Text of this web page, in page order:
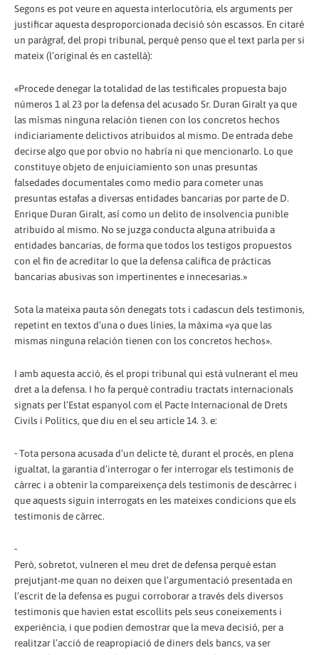
Segons es pot veure en aquesta interlocutòria, els arguments per
justificar aquesta desproporcionada decisió són escassos. En citaré
un paràgraf, del propi tribunal, perquè penso que el text parla per si
mateix (l’original és en castellà):
«Procede denegar la totalidad de las testificales propuesta bajo
números 1 al 23 por la defensa del acusado Sr. Duran Giralt ya que
las mísmas ninguna relación tienen con los concretos hechos
indiciariamente delictivos atribuidos al mismo. De entrada debe
decirse algo que por obvio no habría ni que mencionarlo. Lo que
constituye objeto de enjuiciamiento son unas presuntas
falsedades documentales como medio para cometer unas
presuntas estafas a diversas entidades bancarias por parte de D.
Enrique Duran Giralt, así como un delito de insolvencia punible
atribuido al mismo. No se juzga conducta alguna atribuida a
entidades bancarias, de forma que todos los testigos propuestos
con el fin de acreditar lo que la defensa califica de prácticas
bancarias abusivas son impertinentes e innecesarias.»
Sota la mateixa pauta són denegats tots i cadascun dels testimonis,
repetint en textos d’una o dues línies, la màxima «ya que las
mismas ninguna relación tienen con los concretos hechos».
I amb aquesta acció, és el propi tribunal qui està vulnerant el meu
dret a la defensa. I ho fa perquè contradiu tractats internacionals
signats per l’Estat espanyol com el Pacte Internacional de Drets
Civils i Polítics, que diu en el seu article 14. 3. e:
⁃ Tota persona acusada d’un delicte té, durant el procés, en plena
igualtat, la garantia d’interrogar o fer interrogar els testimonis de
càrrec i a obtenir la compareixença dels testimonis de descàrrec i
que aquests siguin interrogats en les mateixes condicions que els
testimonis de càrrec.
⁃
Però, sobretot, vulneren el meu dret de defensa perquè estan
prejutjant-me quan no deixen que l’argumentació presentada en
l’escrit de la defensa es pugui corroborar a través dels diversos
testimonis que havien estat escollits pels seus coneixements i
experiència, i que podien demostrar que la meva decisió, per a
realitzar l’acció de reapropiació de diners dels bancs, va ser